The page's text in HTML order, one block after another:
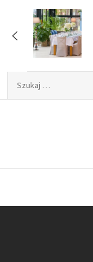
content